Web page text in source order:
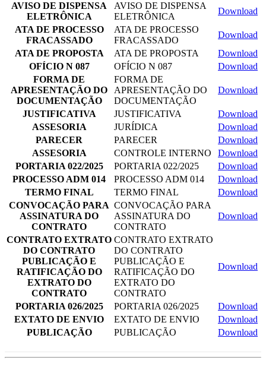
AVISO DE DISPENSA
ELETRÔNICA
AVISO DE DISPENSA
ELETRÔNICA
Download
ATA DE PROCESSO
FRACASSADO
ATA DE PROCESSO
FRACASSADO
Download
ATA DE PROPOSTA
ATA DE PROPOSTA
Download
OFÍCIO N 087
OFÍCIO N 087
Download
FORMA DE
APRESENTAÇÃO DO
DOCUMENTAÇÃO
FORMA DE
APRESENTAÇÃO DO
DOCUMENTAÇÃO
Download
JUSTIFICATIVA JUSTIFICATIVA
Download
ASSESORIA
JURÍDICA
Download
PARECER
PARECER
Download
ASSESORIA
CONTROLE INTERNO
Download
PORTARIA 022/2025
PORTARIA 022/2025
Download
PROCESSO ADM 014
PROCESSO ADM 014
Download
TERMO FINAL
TERMO FINAL
Download
CONVOCAÇÃO PARA
ASSINATURA DO
CONTRATO
CONVOCAÇÃO PARA
ASSINATURA DO
CONTRATO
Download
CONTRATO EXTRATO
DO CONTRATO
PUBLICAÇÃO E
RATIFICAÇÃO DO
EXTRATO DO
CONTRATO
CONTRATO EXTRATO
DO CONTRATO
PUBLICAÇÃO E
RATIFICAÇÃO DO
EXTRATO DO
CONTRATO
Download
PORTARIA 026/2025 PORTARIA 026/2025
Download
EXTATO DE ENVIO
EXTATO DE ENVIO
Download
PUBLICAÇÃO
PUBLICAÇÃO Download